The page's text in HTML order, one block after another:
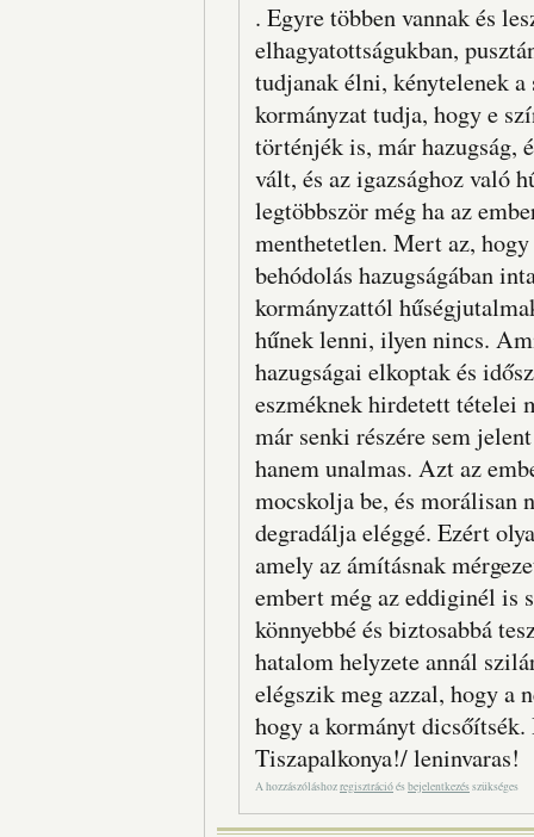
. Egyre többen vannak és
elhagyatottságukban,
tudjanak élni, kénytelenek
kormányzat tudja, hogy e
történjék is, már hazugság,
vált, és az igazsághoz való
legtöbbször még ha az
menthetetlen. Mert az,
behódolás hazugságában
kormányzattól
hűnek lenni, ilyen nincs.
hazugságai elkoptak és
eszméknek hirdetett tételei
már senki részére sem
hanem unalmas. Azt az
mocskolja be, és morálisan
degradálja eléggé. Ezért
amely az ámításnak
embert még az eddiginél is
könnyebbé és biztosabbá
hatalom helyzete annál
elégszik meg azzal, hogy a
hogy a kormányt
Tiszapalkonya!/ leninvaras!
A hozzászóláshozregisztrációésbejelentkezésszükséges